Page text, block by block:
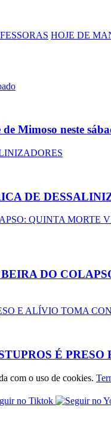
HOJE DE
Mimoso neste
DE
DO
É
com o uso de cookies.